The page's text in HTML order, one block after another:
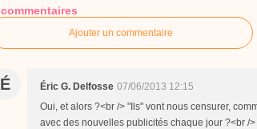
commentaires
Ajouter un commentaire
É Éric G. Delfosse 07/06/2013 12:15
Oui, et alors ?<br /> "Ils" vont nous censurer,
avec des nouvelles publicités chaque jour ?<br /